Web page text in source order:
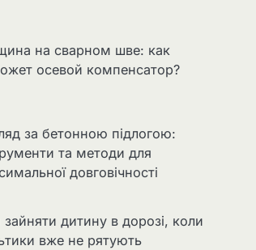
на сварном шве: как
осевой компенсатор?
за бетонною підлогою:
та методи для
довговічності
дитину в дорозі, коли
вже не рятують